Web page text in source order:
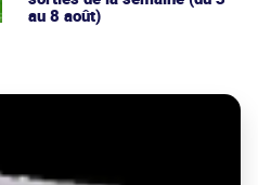
au 8 août)